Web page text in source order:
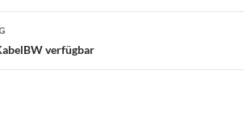
verfügbar